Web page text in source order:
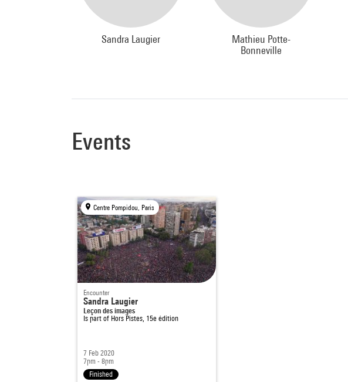
Sandra Laugier
Mathieu Potte-
Bonneville
Events
Centre Pompidou, Paris
Encounter
Sandra Laugier
Leçon des images
Is part of Hors Pistes, 15e édition
7 Feb 2020
7pm - 8pm
Finished